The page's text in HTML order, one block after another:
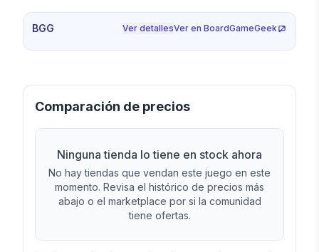
BGG Ver detallesVer en BoardGameGeek
Comparación de precios
Ninguna tienda lo tiene en stock ahora
No hay tiendas que vendan este juego en este
momento. Revisa el histórico de precios más
abajo o el marketplace por si la comunidad
tiene ofertas.